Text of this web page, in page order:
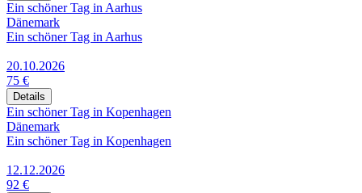
Ein schöner Tag in Aarhus
Dänemark
Ein schöner Tag in Aarhus
20.10.2026
75 €
Details
Ein schöner Tag in Kopenhagen
Dänemark
Ein schöner Tag in Kopenhagen
12.12.2026
92 €